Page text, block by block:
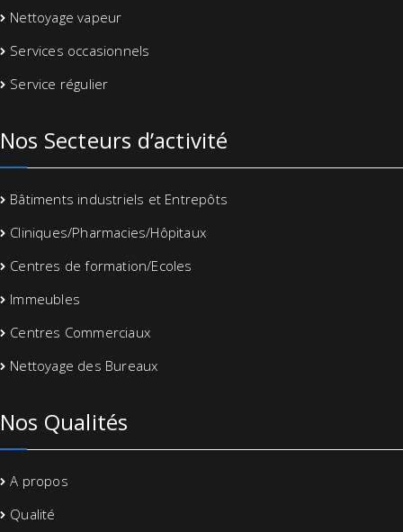
Nettoyage vapeur
Services occasionnels
Service régulier
Nos Secteurs d’activité
Bâtiments industriels et Entrepôts
Cliniques/Pharmacies/Hôpitaux
Centres de formation/Ecoles
Immeubles
Centres Commerciaux
Nettoyage des Bureaux
Nos Qualités
A propos
Qualité